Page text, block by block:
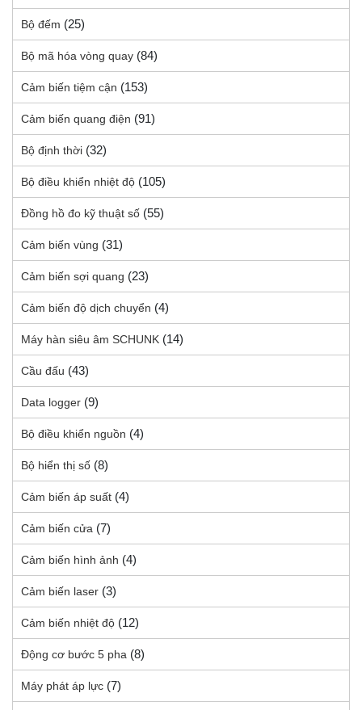
Bộ đếm (25)
Bộ mã hóa vòng quay (84)
Cảm biến tiệm cận (153)
Cảm biến quang điện (91)
Bộ định thời (32)
Bộ điều khiển nhiệt độ (105)
Đồng hồ đo kỹ thuật số (55)
Cảm biến vùng (31)
Cảm biến sợi quang (23)
Cảm biến độ dịch chuyển (4)
Máy hàn siêu âm SCHUNK (14)
Cầu đấu (43)
Data logger (9)
Bộ điều khiển nguồn (4)
Bộ hiển thị số (8)
Cảm biến áp suất (4)
Cảm biến cửa (7)
Cảm biến hình ảnh (4)
Cảm biến laser (3)
Cảm biến nhiệt độ (12)
Động cơ bước 5 pha (8)
Máy phát áp lực (7)